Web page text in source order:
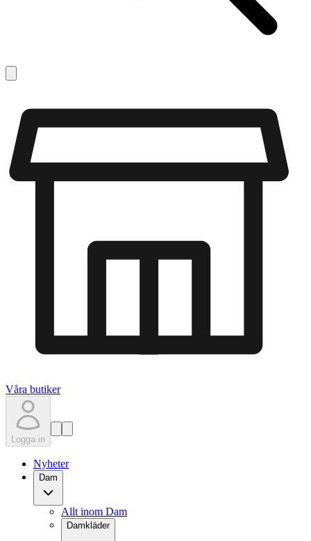
Våra butiker
Logga in
Nyheter
Dam
Allt inom Dam
Damkläder